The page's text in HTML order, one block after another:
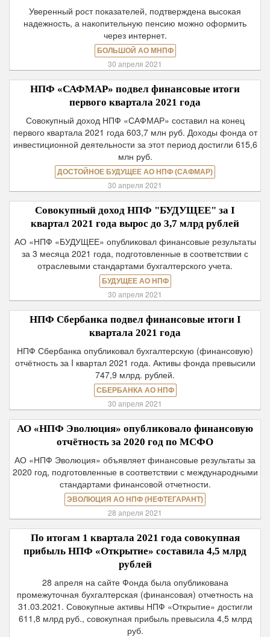
Уверенный рост показателей, подтверждена высокая
надежность, а накопительную пенсию можно оформить
через интернет.
БОЛЬШОЙ АО МНПФ
30 апреля 2021
НПФ «САФМАР» подвел финансовые итоги
первого квартала 2021 года
Совокупный доход НПФ «САФМАР» составил на конец
первого квартала 2021 года 603,7 млн руб. Доходы фонда от
инвестиционной деятельности за этот период достигли 615,6
млн руб.
ДОСТОЙНОЕ БУДУЩЕЕ АО НПФ (САФМАР)
30 апреля 2021
Совокупный доход НПФ "БУДУЩЕЕ" за I
квартал 2021 года вырос до 3,7 млрд рублей
АО «НПФ «БУДУЩЕЕ» опубликовал финансовые результаты
за 3 месяца 2021 года, подготовленные в соответствии с
отраслевыми стандартами бухгалтерского учета.
БУДУЩЕЕ АО НПФ
30 апреля 2021
НПФ Сбербанка подвел финансовые итоги I
квартала 2021 года
НПФ Сбербанка опубликовал бухгалтерскую (финансовую)
отчётность за I квартал 2021 года. Активы фонда превысили
747,9 млрд. рублей.
СБЕРБАНКА АО НПФ
30 апреля 2021
АО «НПФ Эволюция» опубликовало финансовую
отчётность за 2020 год по МСФО
АО «НПФ Эволюция» объявляет финансовые результаты за
2020 год, подготовленные в соответствии с международными
стандартами финансовой отчетности.
ЭВОЛЮЦИЯ АО НПФ (НЕФТЕГАРАНТ)
28 апреля 2021
По итогам 1 квартала 2021 года совокупная
прибыль НПФ «Открытие» составила 4,5 млрд
рублей
28 апреля на сайте Фонда была опубликована
промежуточная бухгалтерская (финансовая) отчетность на
31.03.2021. Совокупные активы НПФ «Открытие» достигли
611,8 млрд руб., совокупная прибыль превысила 4,5 млрд
руб.